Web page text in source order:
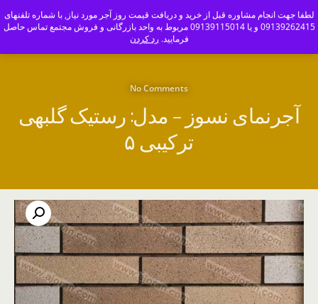
ajoranco_zapas
کارخانه آجر سفال و آجرنما اصفهان-09139115014
No Comments
آجرنمای نسوز – مدل: رستیک گلبهی
ترکیبی ۵
لطفا جهت انجام مشاوره قبل از خرید و دریافت قیمت روز آجر مورد نیاز, با شماره تلفنهای
09139262415 و یا 09139115014 مربوط به واحد بازرگانی و فروش مجتمع تماس حاصل
فرمایید. رد کردن